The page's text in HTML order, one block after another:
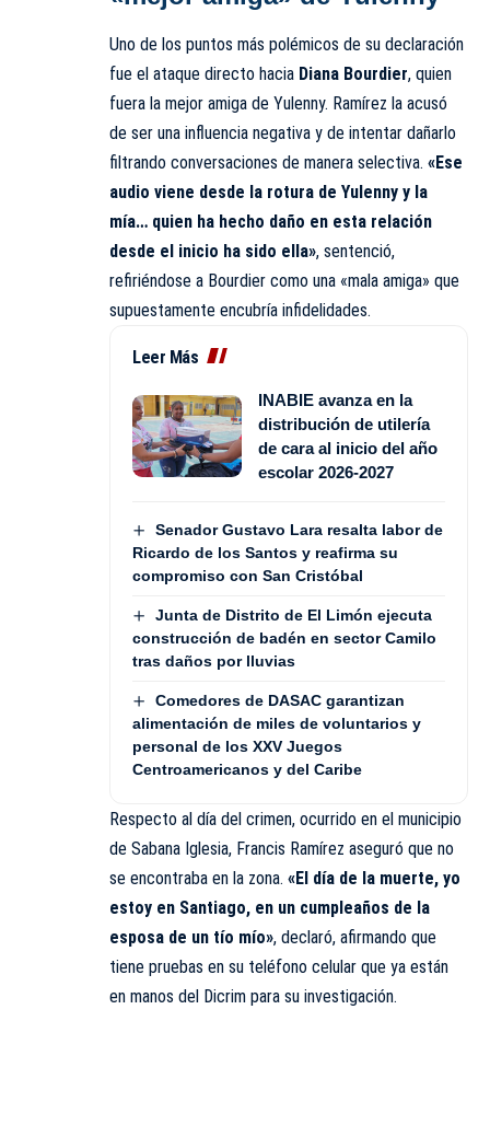
Uno de los puntos más polémicos de su declaración
fue el ataque directo hacia Diana Bourdier, quien
fuera la mejor amiga de Yulenny. Ramírez la acusó
de ser una influencia negativa y de intentar dañarlo
filtrando conversaciones de manera selectiva. «Ese
audio viene desde la rotura de Yulenny y la
mía… quien ha hecho daño en esta relación
desde el inicio ha sido ella», sentenció,
refiriéndose a Bourdier como una «mala amiga» que
supuestamente encubría infidelidades.
Leer Más
INABIE avanza en la
distribución de utilería
de cara al inicio del año
escolar 2026-2027
Senador Gustavo Lara resalta labor de
Ricardo de los Santos y reafirma su
compromiso con San Cristóbal
Junta de Distrito de El Limón ejecuta
construcción de badén en sector Camilo
tras daños por lluvias
Comedores de DASAC garantizan
alimentación de miles de voluntarios y
personal de los XXV Juegos
Centroamericanos y del Caribe
Respecto al día del crimen, ocurrido en el municipio
de Sabana Iglesia, Francis Ramírez aseguró que no
se encontraba en la zona. «El día de la muerte, yo
estoy en Santiago, en un cumpleaños de la
esposa de un tío mío», declaró, afirmando que
tiene pruebas en su teléfono celular que ya están
en manos del Dicrim para su investigación.